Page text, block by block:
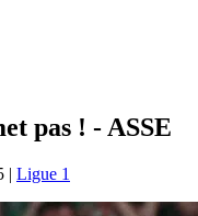
pas ! - ASSE
| Ligue 1